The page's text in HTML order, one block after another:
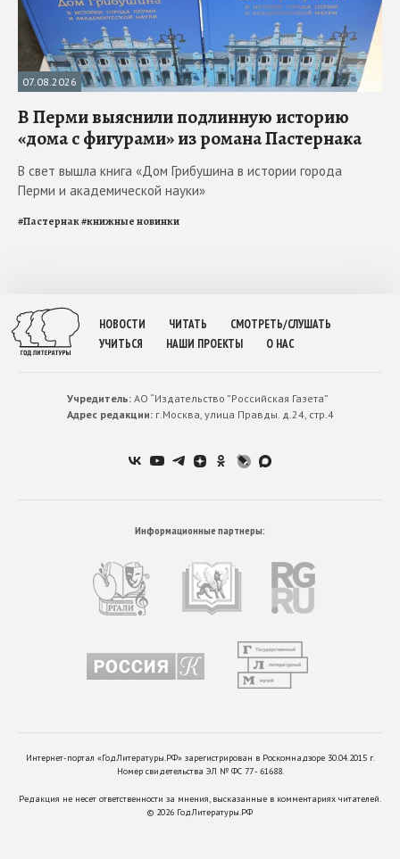
07.08.2026
В Перми выяснили подлинную историю
«дома с фигурами» из романа Пастернака
В свет вышла книга «Дом Грибушина в истории города
Перми и академической науки»
#Пастернак#книжные новинки
НОВОСТИ ЧИТАТЬ
СМОТРЕТЬ/СЛУШАТЬ
УЧИТЬСЯ
НАШИ ПРОЕКТЫ О НАС
Учредитель:АО “Издательство ”Российская Газета”
Адрес редакции:г.Москва, улица Правды. д.24, стр.4
Информационные партнеры:
Интернет-портал «ГодЛитературы.РФ» зарегистрирован в Роскомнадзоре 30.04.2015 г.
Номер свидетельства ЭЛ № ФС 77 - 61688.
Редакция не несет ответственности за мнения, высказанные в комментариях читателей.
© 2026 ГодЛитературы.РФ